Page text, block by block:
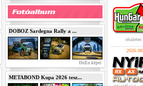
DOBOZ Sardegna Rally a ...
DuEn képei
METABOND Kupa 2026 tesz...